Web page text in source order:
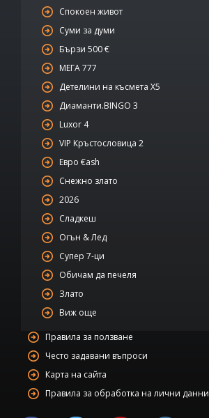
Спокоен живот
Суми за думи
Бързи 500 €
МЕГА 777
Детелини на късмета Х5
Диаманти.BINGO 3
Luxor 4
VIP Кръстословица 2
Евро €ash
Снежно злато
2026
Сладкеш
Огън & Лед
Супер 7-ци
Обичам да печеля
Злато
Виж още
Правила за ползване
Често задавани въпроси
Карта на сайта
Правила за обработка на лични данни